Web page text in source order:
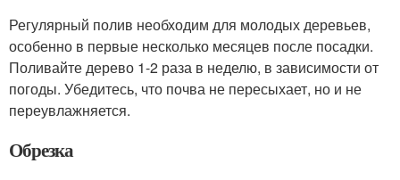
Регулярный полив необходим для молодых деревьев,
особенно в первые несколько месяцев после посадки.
Поливайте дерево 1-2 раза в неделю, в зависимости от
погоды. Убедитесь, что почва не пересыхает, но и не
переувлажняется.
Обрезка